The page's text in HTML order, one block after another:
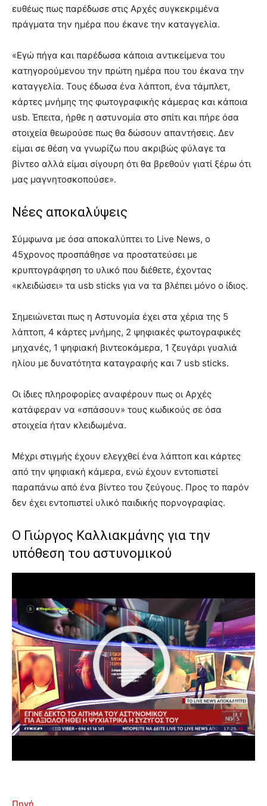
ευθέως πως παρέδωσε στις Αρχές συγκεκριμένα
πράγματα την ημέρα που έκανε την καταγγελία.
«Εγώ πήγα και παρέδωσα κάποια αντικείμενα του
κατηγορούμενου την πρώτη ημέρα που του έκανα την
καταγγελία. Τους έδωσα ένα λάπτοπ, ένα τάμπλετ,
κάρτες μνήμης της φωτογραφικής κάμερας και κάποια
usb. Έπειτα, ήρθε η αστυνομία στο σπίτι και πήρε όσα
στοιχεία θεωρούσε πως θα δώσουν απαντήσεις. Δεν
είμαι σε θέση να γνωρίζω που ακριβώς φύλαγε τα
βίντεο αλλά είμαι σίγουρη ότι θα βρεθούν γιατί ξέρω ότι
μας μαγνητοσκοπούσε».
Νέες αποκαλύψεις
Σύμφωνα με όσα αποκαλύπτει το Live News, ο
45χρονος προσπάθησε να προστατεύσει με
κρυπτογράφηση το υλικό που διέθετε, έχοντας
«κλειδώσει» τα usb sticks για να τα βλέπει μόνο ο ίδιος.
Σημειώνεται πως η Αστυνομία έχει στα χέρια της 5
λάπτοπ, 4 κάρτες μνήμης, 2 ψηφιακές φωτογραφικές
μηχανές, 1 ψηφιακή βιντεοκάμερα, 1 ζευγάρι γυαλιά
ηλίου με δυνατότητα καταγραφής και 7 usb sticks.
Οι ίδιες πληροφορίες αναφέρουν πως οι Αρχές
κατάφεραν να «σπάσουν» τους κωδικούς σε όσα
στοιχεία ήταν κλειδωμένα.
Μέχρι στιγμής έχουν ελεγχθεί ένα λάπτοπ και κάρτες
από την ψηφιακή κάμερα, ενώ έχουν εντοπιστεί
παραπάνω από ένα βίντεο του ζεύγους. Προς το παρόν
δεν έχει εντοπιστεί υλικό παιδικής πορνογραφίας.
Ο Γιώργος Καλλιακμάνης για την
υπόθεση του αστυνομικού
Πηγή